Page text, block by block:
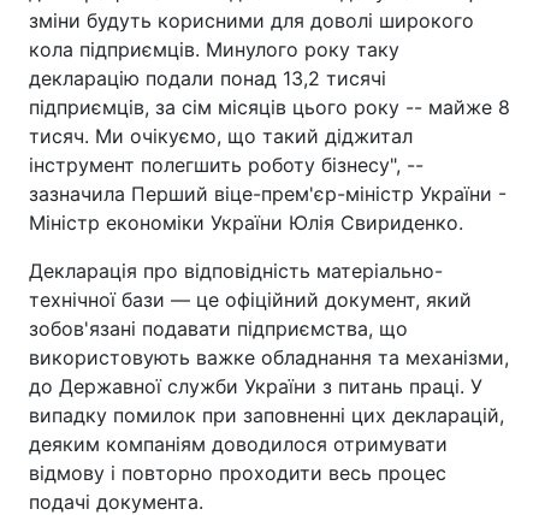
зміни будуть корисними для доволі широкого
кола підприємців. Минулого року таку
декларацію подали понад 13,2 тисячі
підприємців, за сім місяців цього року -- майже 8
тисяч. Ми очікуємо, що такий діджитал
інструмент полегшить роботу бізнесу", --
зазначила Перший віце-прем'єр-міністр України -
Міністр економіки України Юлія Свириденко.
Декларація про відповідність матеріально-
технічної бази — це офіційний документ, який
зобов'язані подавати підприємства, що
використовують важке обладнання та механізми,
до Державної служби України з питань праці. У
випадку помилок при заповненні цих декларацій,
деяким компаніям доводилося отримувати
відмову і повторно проходити весь процес
подачі документа.